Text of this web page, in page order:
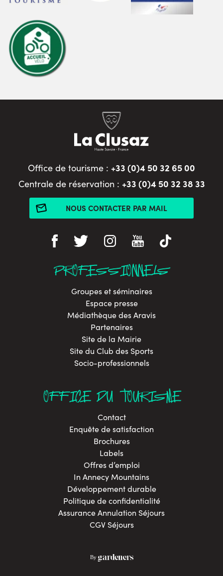
Office de tourisme : +33 (0)4 50 32 65 00
Centrale de réservation : +33 (0)4 50 32 38 33
NOUS CONTACTER PAR MAIL
PROFESSIONNELS
Groupes et séminaires
Espace presse
Médiathèque des Aravis
Partenaires
Site de la Mairie
Site du Club des Sports
Socio-professionnels
OFFICE DU TOURISME
Contact
Enquête de satisfaction
Brochures
Labels
Offres d’emploi
In Annecy Mountains
Développement durable
Politique de confidentialité
Assurance Annulation Séjours
CGV Séjours